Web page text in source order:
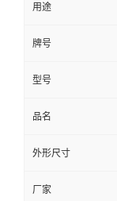
用途
牌号
型号
品名
外形尺寸
厂家